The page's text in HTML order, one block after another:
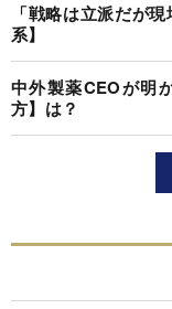
「戦略は立派だが
系】
中外製薬CEOが明
方】は？